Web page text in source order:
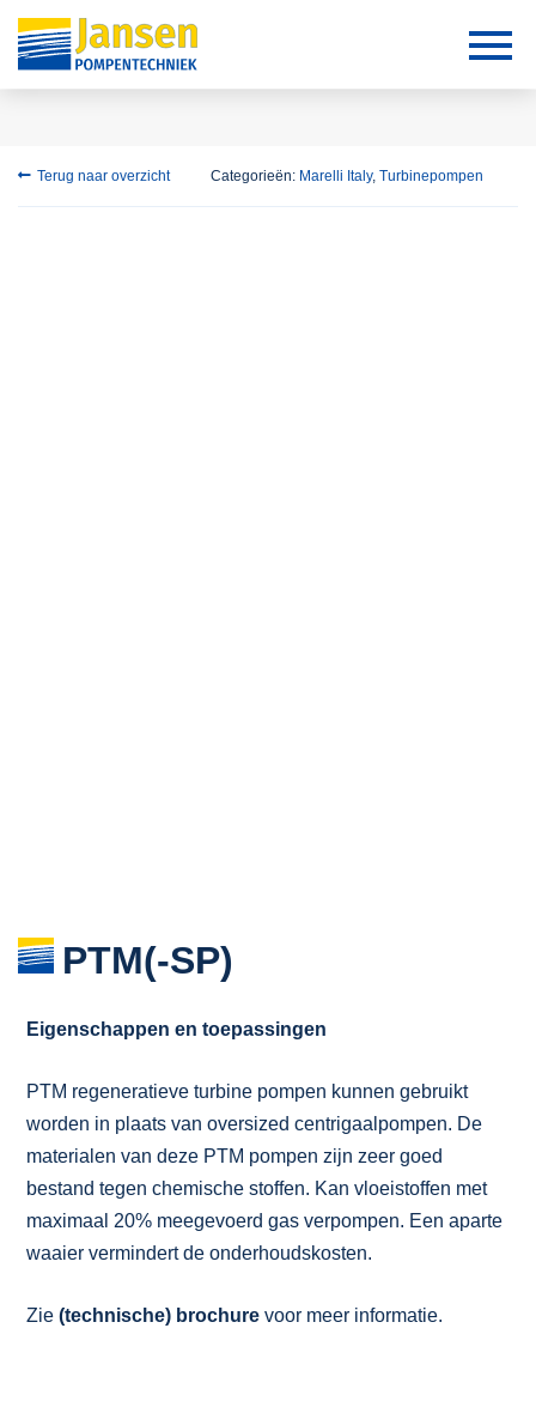
Terug naar overzicht Categorieën: Marelli Italy, Turbinepompen
PTM(-SP)
Eigenschappen en toepassingen
PTM regeneratieve turbine pompen kunnen gebruikt
worden in plaats van oversized centrigaalpompen. De
materialen van deze PTM pompen zijn zeer goed
bestand tegen chemische stoffen. Kan vloeistoffen met
maximaal 20% meegevoerd gas verpompen. Een aparte
waaier vermindert de onderhoudskosten.
Zie (technische) brochure voor meer informatie.